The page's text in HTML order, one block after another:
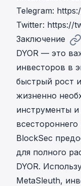
Telegram:
Twitter: https://
Заключение
DYOR — это
инвесторов в
быстрый рост
жизненно
инструменты
BlockSec
для полного
DYOR.
MetaSleuth,